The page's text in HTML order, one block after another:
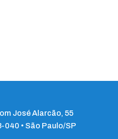
José Alarcão, 55
040 • São Paulo/SP